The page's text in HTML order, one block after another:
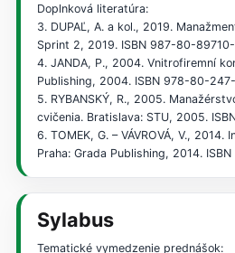
Doplnková literatúra:
3. DUPAĽ, A. a kol., 2019.
Sprint 2, 2019. ISBN 987-80-
4. JANDA, P., 2004. Vnitrofiremní
Publishing, 2004. ISBN 978-80-
5. RYBANSKÝ, R., 2005.
cvičenia. Bratislava: STU, 2005.
6. TOMEK, G. – VÁVROVÁ, V.,
Praha: Grada Publishing, 2014.
Sylabus
Tematické vymedzenie prednášok: